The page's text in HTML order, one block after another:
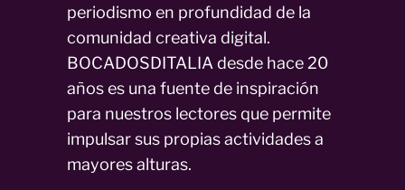
periodismo en profundidad de la
comunidad creativa digital.
BOCADOSDITALIA desde hace 20
años es una fuente de inspiración
para nuestros lectores que permite
impulsar sus propias actividades a
mayores alturas.